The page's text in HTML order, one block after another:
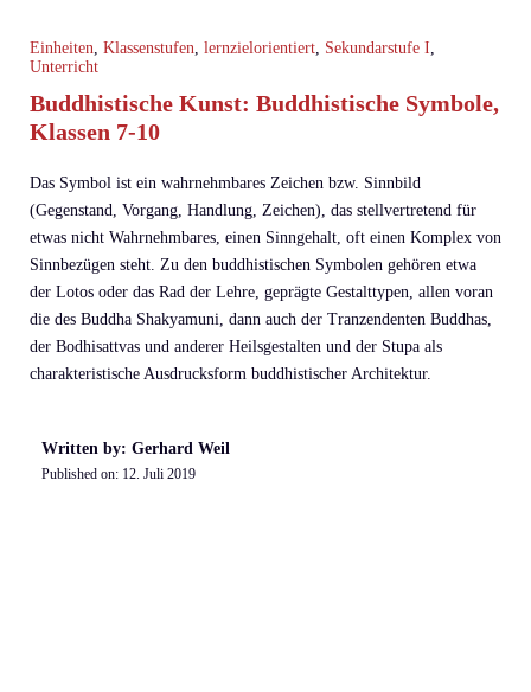
Einheiten, Klassenstufen, lernzielorientiert, Sekundarstufe I,
Unterricht
Buddhistische Kunst: Buddhistische Symbole,
Klassen 7-10
Das Symbol ist ein wahrnehmbares Zeichen bzw. Sinnbild
(Gegenstand, Vorgang, Handlung, Zeichen), das stellvertretend für
etwas nicht Wahrnehmbares, einen Sinngehalt, oft einen Komplex von
Sinnbezügen steht. Zu den buddhistischen Symbolen gehören etwa
der Lotos oder das Rad der Lehre, geprägte Gestalttypen, allen voran
die des Buddha Shakyamuni, dann auch der Tranzendenten Buddhas,
der Bodhisattvas und anderer Heilsgestalten und der Stupa als
charakteristische Ausdrucksform buddhistischer Architektur.
Written by: Gerhard Weil
Published on: 12. Juli 2019